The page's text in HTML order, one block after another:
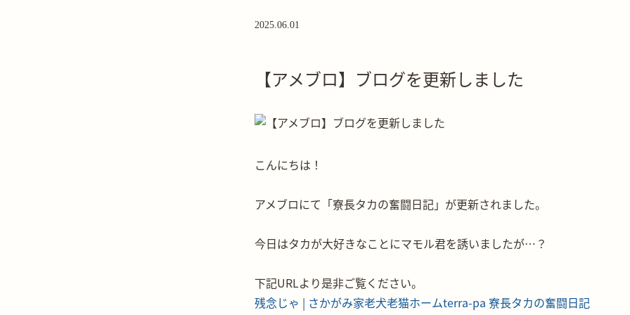
2025.06.01
【アメブロ】ブログを更新しました
こんにちは！
アメブロにて「寮長タカの奮闘日記」が更新されました。
今日はタカが大好きなことにマモル君を誘いましたが…？
下記URLより是非ご覧ください。
残念じゃ | さかがみ家老犬老猫ホームterra-pa 寮長タカの奮闘日記